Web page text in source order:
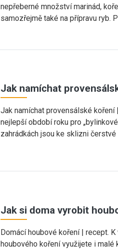
nepřeberné množství marinád,
samozřejmě také na přípravu ryb.
Jak namíchat
Jak namíchat provensálské koření
nejlepší období roku pro „bylinkové
zahrádkách jsou ke sklizni čerstvé
Jak si doma vyrobit
Domácí houbové koření | recept.
houbového koření využijete i malé